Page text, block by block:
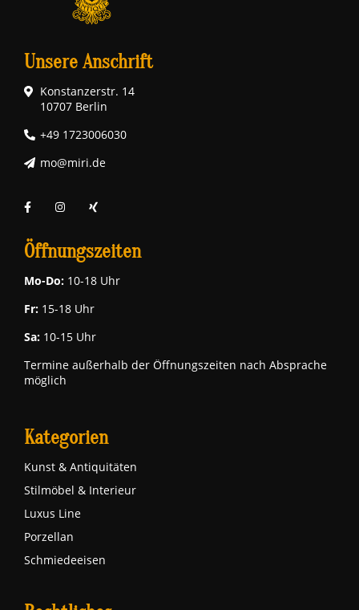
Unsere Anschrift
Konstanzerstr. 14
10707 Berlin
+49 1723006030
mo@miri.de
Öffnungszeiten
Mo-Do: 10-18 Uhr
Fr: 15-18 Uhr
Sa: 10-15 Uhr
Termine außerhalb der Öffnungszeiten nach Absprache
möglich
Kategorien
Kunst & Antiquitäten
Stilmöbel & Interieur
Luxus Line
Porzellan
Schmiedeeisen